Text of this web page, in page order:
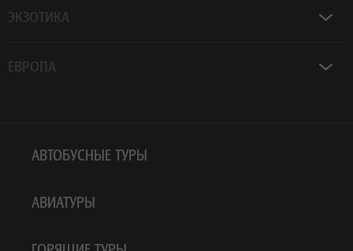
ЭКЗОТИКА
ЕВРОПА
АВТОБУСНЫЕ ТУРЫ
АВИАТУРЫ